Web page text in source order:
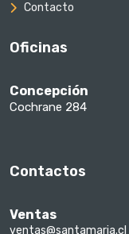
Contacto
Oficinas
Concepción
Cochrane 284
Contactos
Ventas
ventas@santamaria.cl